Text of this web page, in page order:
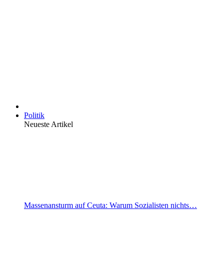
Politik
Neueste Artikel
Massenansturm auf Ceuta: Warum Sozialisten nichts…